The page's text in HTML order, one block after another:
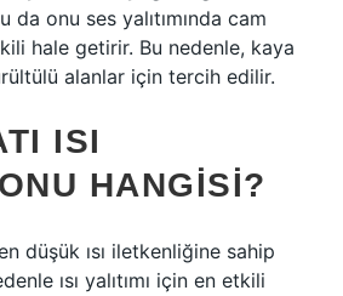
da onu ses yalıtımında cam
hale getirir. Bu nedenle, kaya
alanlar için tercih edilir.
ISI
HANGISI?
düşük ısı iletkenliğine sahip
ısı yalıtımı için en etkili